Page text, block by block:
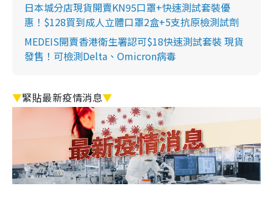
日本城分店現貨開賣KN95口罩+快速測試套裝優
惠！$128買到成人立體口罩2盒+5支抗原檢測試劑
MEDEIS開賣香港衛生署認可$18快速測試套裝 現貨
發售！可檢測Delta、Omicron病毒
▼緊貼最新疫情消息▼